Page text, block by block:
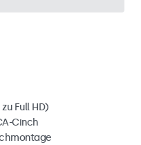
Full HD)
Cinch